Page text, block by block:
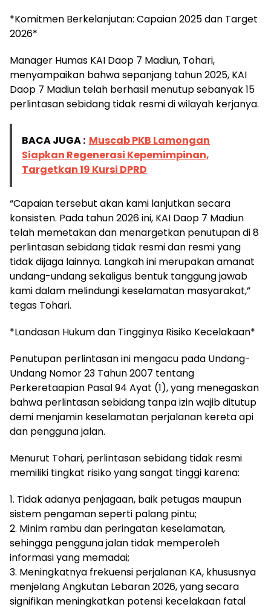
*Komitmen Berkelanjutan: Capaian 2025 dan Target
2026*
Manager Humas KAI Daop 7 Madiun, Tohari,
menyampaikan bahwa sepanjang tahun 2025, KAI
Daop 7 Madiun telah berhasil menutup sebanyak 15
perlintasan sebidang tidak resmi di wilayah kerjanya.
BACA JUGA : Muscab PKB Lamongan
Siapkan Regenerasi Kepemimpinan,
Targetkan 19 Kursi DPRD
“Capaian tersebut akan kami lanjutkan secara
konsisten. Pada tahun 2026 ini, KAI Daop 7 Madiun
telah memetakan dan menargetkan penutupan di 8
perlintasan sebidang tidak resmi dan resmi yang
tidak dijaga lainnya. Langkah ini merupakan amanat
undang-undang sekaligus bentuk tanggung jawab
kami dalam melindungi keselamatan masyarakat,”
tegas Tohari.
*Landasan Hukum dan Tingginya Risiko Kecelakaan*
Penutupan perlintasan ini mengacu pada Undang-
Undang Nomor 23 Tahun 2007 tentang
Perkeretaapian Pasal 94 Ayat (1), yang menegaskan
bahwa perlintasan sebidang tanpa izin wajib ditutup
demi menjamin keselamatan perjalanan kereta api
dan pengguna jalan.
Menurut Tohari, perlintasan sebidang tidak resmi
memiliki tingkat risiko yang sangat tinggi karena:
1. Tidak adanya penjagaan, baik petugas maupun
sistem pengaman seperti palang pintu;
2. Minim rambu dan peringatan keselamatan,
sehingga pengguna jalan tidak memperoleh
informasi yang memadai;
3. Meningkatnya frekuensi perjalanan KA, khususnya
menjelang Angkutan Lebaran 2026, yang secara
signifikan meningkatkan potensi kecelakaan fatal